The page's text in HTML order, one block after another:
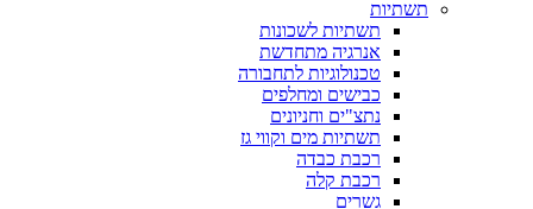
תשתיות
תשתיות לשכונות
אנרגיה מתחדשת
טכנולוגיות לתחבורה
כבישים ומחלפים
נתצ"ים וחניונים
תשתיות מים וקווי גז
רכבת כבדה
רכבת קלה
גשרים